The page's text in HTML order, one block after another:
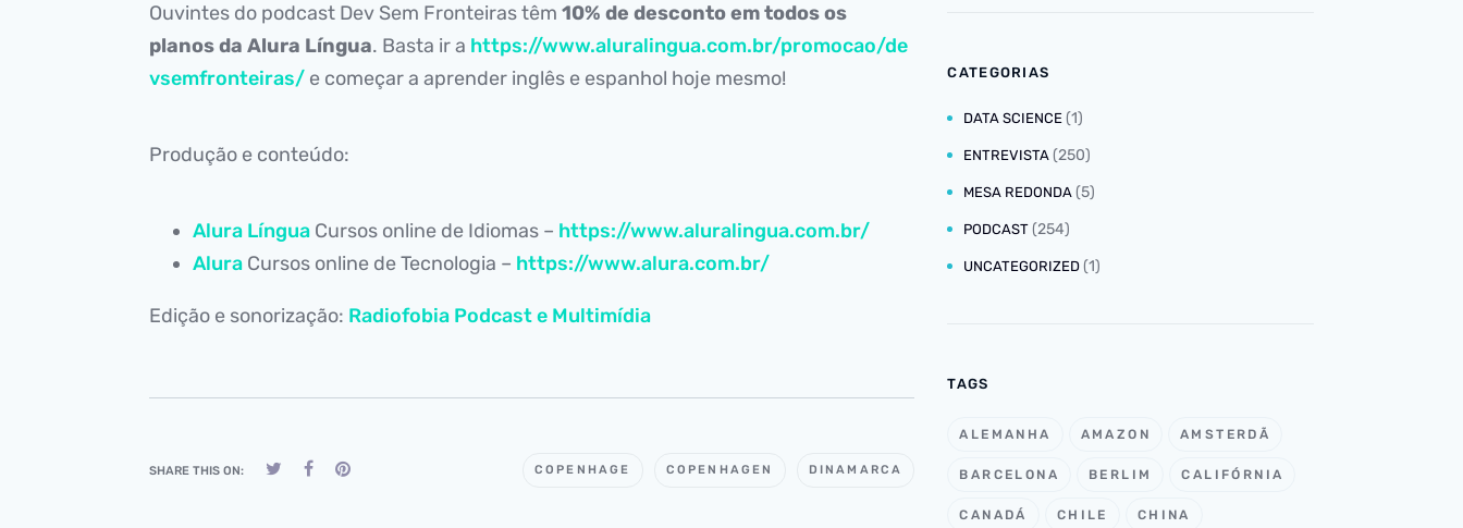
Ouvintes do podcast Dev Sem Fronteiras têm 10% de desconto em todos os
planos da Alura Língua. Basta ir a https://www.aluralingua.com.br/promocao/de
vsemfronteiras/ e começar a aprender inglês e espanhol hoje mesmo!
Produção e conteúdo:
Alura Língua Cursos online de Idiomas – https://www.aluralingua.com.br/
Alura Cursos online de Tecnologia – https://www.alura.com.br/
Edição e sonorização: Radiofobia Podcast e Multimídia
SHARE THIS ON: COPENHAGE COPENHAGEN DINAMARCA
CATEGORIAS
DATA SCIENCE (1)
ENTREVISTA (250)
MESA REDONDA (5)
PODCAST (254)
UNCATEGORIZED (1)
TAGS
ALEMANHA AMAZON AMSTERDÃ
BARCELONA BERLIM CALIFÓRNIA
CANADÁ CHILE CHINA